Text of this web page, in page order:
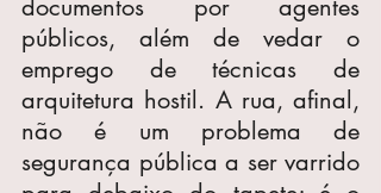
documentos por agentes
públicos, além de vedar o
emprego de técnicas de
arquitetura hostil. A rua, afinal,
não é um problema de
segurança pública a ser varrido